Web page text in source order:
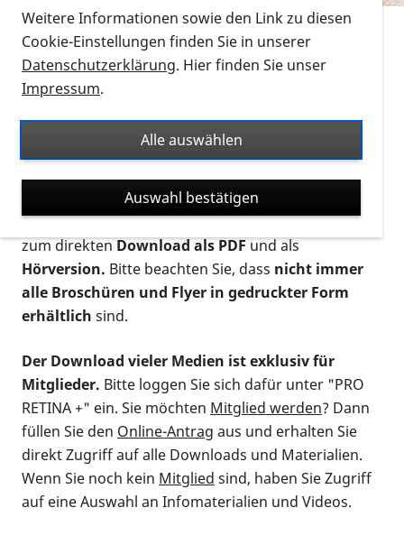
Thema Infomaterial auf der PRO RETINA-Website
für blinde und sehbehinderte Menschen an.
Auf dieser Seite finden Sie sämtliches Infomaterial
Ort. Nutzen Sie den Formatfilter, um ausschließlich
nach Flyern und Broschüren, Audios oder Videos zu
suchen. Die meisten Flyer und Broschüren werden in
verschiedenen Formaten angeboten: zur
postalischen Bestellung als gedruckte Variante
zum direktenDownload als PDFund als
Hörversion. Bitte beachten Sie, dass nicht immer
alle Broschüren und Flyer in gedruckter Form
erhältlich sind.
Der Download vieler Medien ist exklusiv für
Mitglieder. Bitte loggen Sie sich dafür unter "PRO
RETINA +" ein. Sie möchten Mitglied werden? Dann
füllen Sie den Online-Antrag aus und erhalten Sie
direkt Zugriff auf alle Downloads und Materialien.
Wenn Sie noch kein Mitglied sind, haben Sie Zugriff
auf eine Auswahl an Infomaterialien und Videos.
Weitere Informationen sowie den Link zu diesen
Cookie-Einstellungen finden Sie in unserer
Datenschutzerklärung. Hier finden Sie unser
Impressum.
Alle auswählen
Auswahl bestätigen